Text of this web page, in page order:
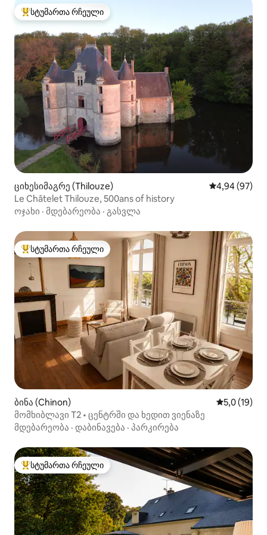
სტუმართა რჩეული მოწინავე ვარიანტი
სტუმართა რჩეული
ციხესიმაგრე (Thilouze) საშუალო
4,94 (97)
Le Châtelet Thilouze, 500ans of history
ოჯახი · მდებარეობა · გასვლა
სტუმართა რჩეული მოწინავე ვარიანტი
სტუმართა რჩეული
ბინა (Chinon) საშუალო
5,0 (19)
მომხიბლავი T2 • ცენტრში და ხედით ვიენაზე
მდებარეობა · დაბინავება · პარკირება
სტუმართა რჩეული მოწინავე ვარიანტი
სტუმართა რჩეული